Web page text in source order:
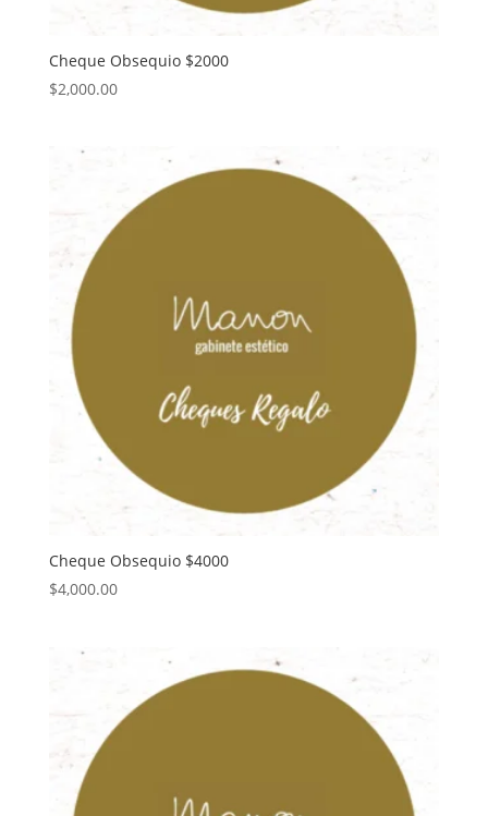
Cheque Obsequio $2000
$2,000.00
Cheque Obsequio $4000
$4,000.00